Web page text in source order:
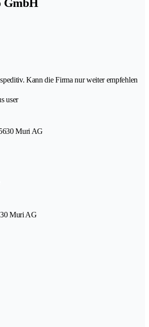
Kann die Firma nur weiter empfehlen
user
Muri AG
Muri AG